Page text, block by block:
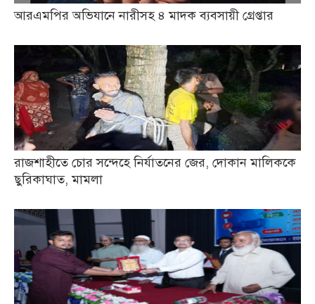
আরএমপির অভিযানে নারীসহ ৪ মাদক ব্যবসায়ী গ্রেপ্তার
রাজশাহীতে চোর সন্দেহে নির্যাতনের জের, দোকান মালিককে
ছুরিকাঘাত, মামলা